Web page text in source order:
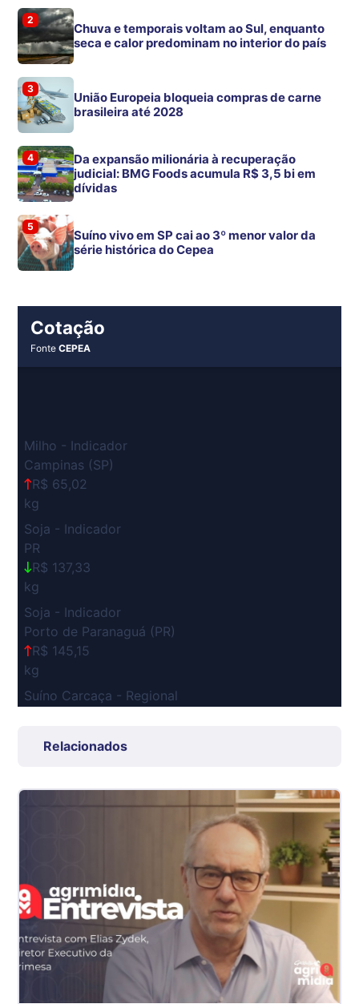
2
Chuva e temporais voltam ao Sul, enquanto
seca e calor predominam no interior do país
3
União Europeia bloqueia compras de carne
brasileira até 2028
4
Da expansão milionária à recuperação
judicial: BMG Foods acumula R$ 3,5 bi em
dívidas
5
Suíno vivo em SP cai ao 3º menor valor da
série histórica do Cepea
Cotação
FonteCEPEA
Milho - Indicador
Campinas (SP)
R$ 65,02
kg
Soja - Indicador
PR
R$ 137,33
kg
Soja - Indicador
Porto de Paranaguá (PR)
R$ 145,15
kg
Suíno Carcaça - Regional
MG
R$ 5,04
kg
Suíno - Estadual
PR
Relacionados